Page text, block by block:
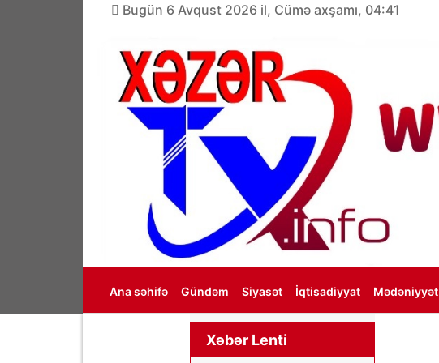
Bugün 6 Avqust 2026 il, Cümə axşamı, 04:41
Ana səhifə Gündəm Siyasət İqtisadiyyat Mədəniyyət
Xəbər Lenti